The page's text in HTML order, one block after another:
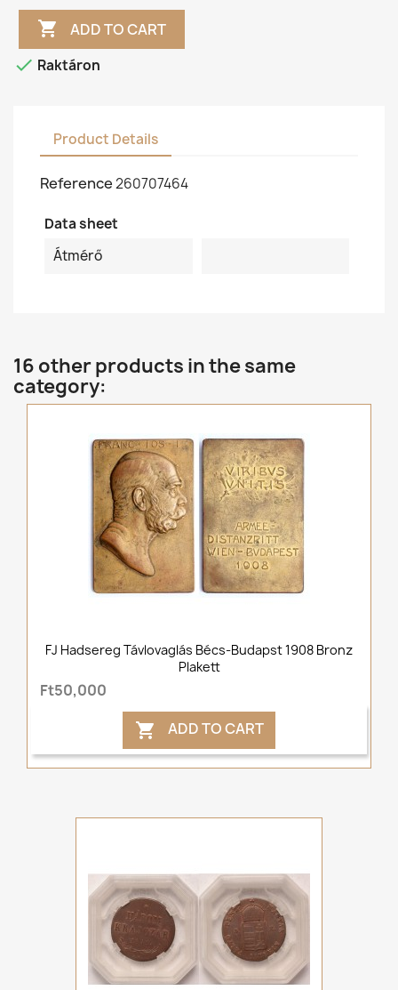
 ADD TO CART
 Raktáron
Product Details
Reference260707464
Data sheet
Átmérő
16 other products in the same
category:
FJ Hadsereg Távlovaglás Bécs-Budapst 1908 Bronz
Plakett
Ft50,000
 ADD TO CART